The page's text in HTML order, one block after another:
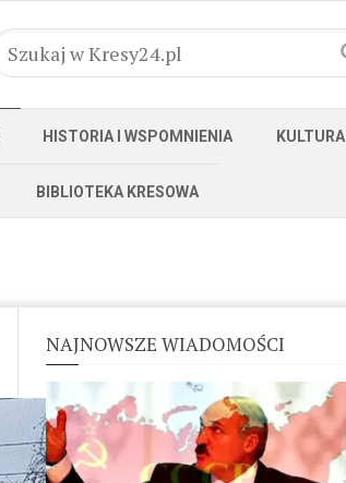
HISTORIA I WSPOMNIENIA KULTURA
BIBLIOTEKA KRESOWA
NAJNOWSZE WIADOMOŚCI